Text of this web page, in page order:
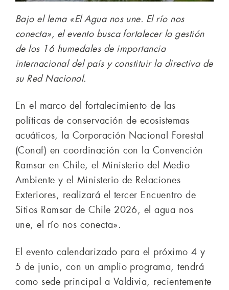
Bajo el lema «El Agua nos une. El río nos
conecta», el evento busca fortalecer la gestión
de los 16 humedales de importancia
internacional del país y constituir la directiva de
su Red Nacional.
En el marco del fortalecimiento de las
políticas de conservación de ecosistemas
acuáticos, la Corporación Nacional Forestal
(Conaf) en coordinación con la Convención
Ramsar en Chile, el Ministerio del Medio
Ambiente y el Ministerio de Relaciones
Exteriores, realizará el tercer Encuentro de
Sitios Ramsar de Chile 2026, el agua nos
une, el río nos conecta».
El evento calendarizado para el próximo 4 y
5 de junio, con un amplio programa, tendrá
como sede principal a Valdivia, recientemente